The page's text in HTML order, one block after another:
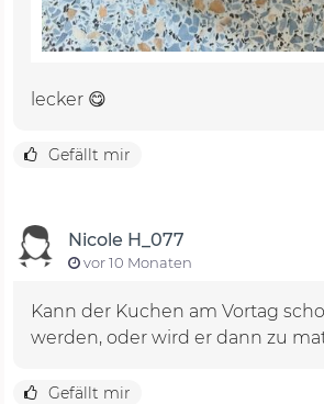
lecker 😋
Gefällt mir
Nicole H_077
vor 10 Monaten
Kann der Kuchen am Vortag
werden, oder wird er dann zu
Gefällt mir